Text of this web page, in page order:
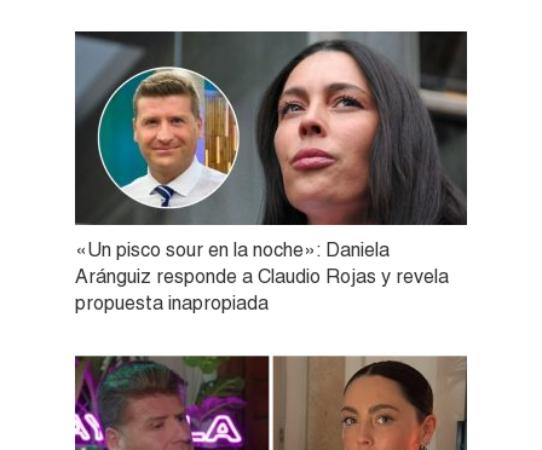
«Un pisco sour en la noche»: Daniela
Aránguiz responde a Claudio Rojas y revela
propuesta inapropiada